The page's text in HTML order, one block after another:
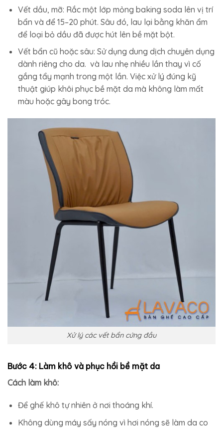
Vết dầu, mỡ: Rắc một lớp mỏng baking soda lên vị trí
bẩn và để 15–20 phút. Sâu đó, lau lại bằng khăn ẩm
để loại bỏ dầu đã được hút lên bề mặt bột.
Vết bẩn cũ hoặc sâu: Sử dụng dung dịch chuyên dụng
dành riêng cho da. và lau nhẹ nhiều lần thay vì cố
gắng tẩy mạnh trong một lần. Việc xử lý đúng kỹ
thuật giúp khôi phục bề mặt da mà không làm mất
màu hoặc gây bong tróc.
Xử lý các vết bẩn cứng đầu
Bước 4: Làm khô và phục hồi bề mặt da
Cách làm khô:
Để ghế khô tự nhiên ở nơi thoáng khí.
Không dùng máy sấy nóng vì hơi nóng sẽ làm da co